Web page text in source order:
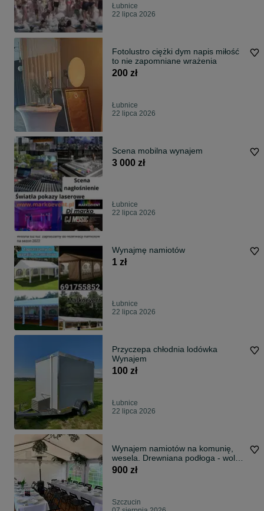
Łubnice
22 lipca 2026
Fotolustro ciężki dym napis miłość
to nie zapomniane wrażenia
200 zł
Łubnice
22 lipca 2026
Scena mobilna wynajem
3 000 zł
Łubnice
22 lipca 2026
Wynajmę namiotów
1 zł
Łubnice
22 lipca 2026
Przyczepa chłodnia lodówka
Wynajem
100 zł
Łubnice
22 lipca 2026
Wynajem namiotów na komunię,
wesela. Drewniana podłoga - wolne
terminy
900 zł
Szczucin